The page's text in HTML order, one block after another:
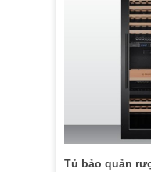
Tủ bảo quản